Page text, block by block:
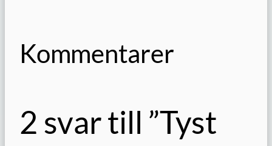
Kommentarer
2 svar till ”Tyst